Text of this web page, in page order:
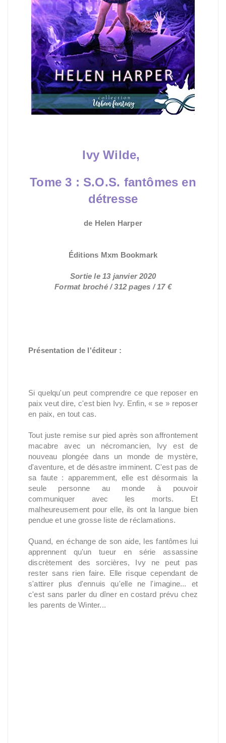
Ivy Wilde,
Tome 3 : S.O.S. fantômes en
détresse
de Helen Harper
Sortie le 13 janvier 2020
Format broché / 312 pages / 17 €
Présentation de l'éditeur :
Si quelqu'un peut comprendre ce que reposer en
paix veut dire, c'est bien Ivy. Enfin, « se » reposer
en paix, en tout cas.
Tout juste remise sur pied après son affrontement
macabre avec un nécromancien, Ivy est de
nouveau plongée dans un monde de mystère,
d'aventure, et de désastre imminent. C'est pas de
sa faute : apparemment, elle est désormais la
seule personne au monde à pouvoir
communiquer avec les morts. Et
malheureusement pour elle, ils ont la langue bien
pendue et une grosse liste de réclamations.
Quand, en échange de son aide, les fantômes lui
apprennent qu'un tueur en série assassine
discrètement des sorcières, Ivy ne peut pas
rester sans rien faire. Elle risque cependant de
s'attirer plus d'ennuis qu'elle ne l'imagine... et
c'est sans parler du dîner en costard prévu chez
les parents de Winter...